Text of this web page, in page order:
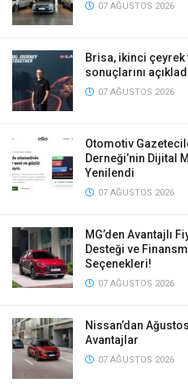
07 AĞUSTOS 2026
Brisa, ikinci çeyrek
sonuçlarını
07 AĞUSTOS 2026
Otomotiv
Derneği’nin Dijital
Yenilendi
07 AĞUSTOS 2026
MG’den Avantajlı
Desteği ve
Seçenekleri!
07 AĞUSTOS 2026
Nissan’dan
Avantajlar
07 AĞUSTOS 2026